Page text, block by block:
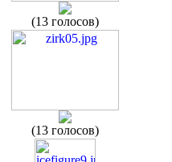
(13 голосов)
(13 голосов)